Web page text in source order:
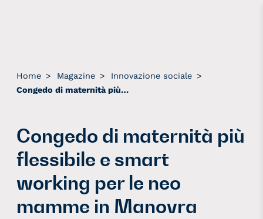
Home > Magazine > Innovazione sociale >
Congedo di maternità più flessibile e smart working per le neo mamme in Manovra
Congedo di maternità più
flessibile e smart
working per le neo
mamme in Manovra